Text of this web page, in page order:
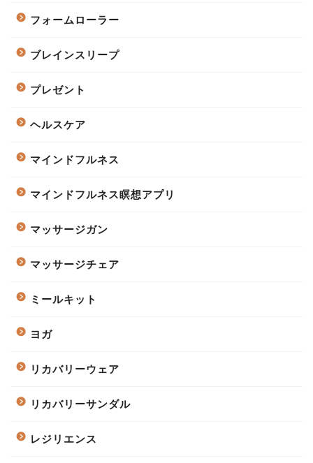
フォームローラー
ブレインスリープ
プレゼント
ヘルスケア
マインドフルネス
マインドフルネス瞑想アプリ
マッサージガン
マッサージチェア
ミールキット
ヨガ
リカバリーウェア
リカバリーサンダル
レジリエンス